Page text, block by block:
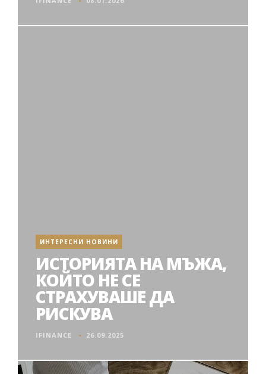
ИНТЕРЕСНИ НОВИНИ
ИСТОРИЯТА НА МЪЖА,
КОЙТО НЕ СЕ
СТРАХУВАШЕ ДА
РИСКУВА
IFINANCE 26.09.2025